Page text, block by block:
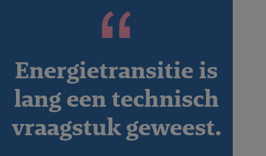
Energietransitie is
lang een technisch
vraagstuk geweest.